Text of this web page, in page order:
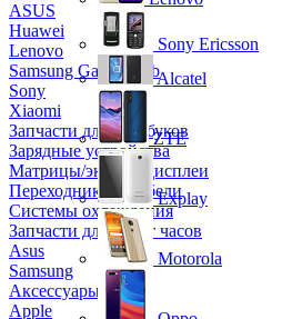
ASUS
Huawei
Lenovo
Samsung Galaxy Tab
Sony
Xiaomi
Запчасти для ноутбуков
Зарядные устройства
Матрицы/экраны/дисплеи
Переходники и кабели
Системы охлаждения
Запчасти для смарт часов
Asus
Samsung
Аксессуары
Apple
Sony Ericsson
Alcatel
ZTE
Explay
Motorola